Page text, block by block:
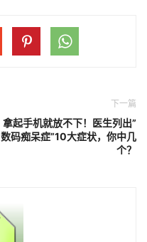
下一篇
拿起手机就放不下！医生列出”
数码痴呆症”10大症状，你中几
个？